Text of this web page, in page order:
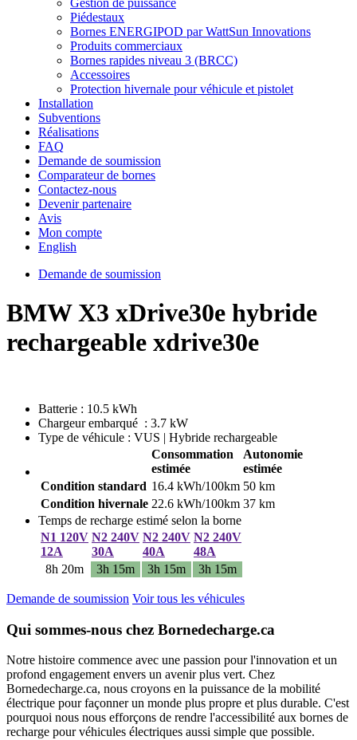
Gestion de puissance
Piédestaux
Bornes ENERGIPOD par WattSun Innovations
Produits commerciaux
Bornes rapides niveau 3 (BRCC)
Accessoires
Protection hivernale pour véhicule et pistolet
Installation
Subventions
Réalisations
FAQ
Demande de soumission
Comparateur de bornes
Contactez-nous
Devenir partenaire
Avis
Mon compte
English
Demande de soumission
BMW X3 xDrive30e hybride
rechargeable xdrive30e
Batterie : 10.5 kWh
Chargeur embarqué : 3.7 kW
Type de véhicule : VUS | Hybride rechargeable
Consommation
estimée
Autonomie
estimée
Condition standard 16.4 kWh/100km 50 km
Condition hivernale 22.6 kWh/100km 37 km
Temps de recharge estimé selon la borne
N1 120V
12A
N2 240V
30A
N2 240V
40A
N2 240V
48A
8h 20m
3h 15m 3h 15m 3h 15m
Demande de soumission Voir tous les véhicules
Qui sommes-nous chez Bornedecharge.ca
Notre histoire commence avec une passion pour l'innovation et un
profond engagement envers un avenir plus vert. Chez
Bornedecharge.ca, nous croyons en la puissance de la mobilité
électrique pour façonner un monde plus propre et plus durable. C'est
pourquoi nous nous efforçons de rendre l'accessibilité aux bornes de
recharge pour véhicules électriques aussi simple que possible.